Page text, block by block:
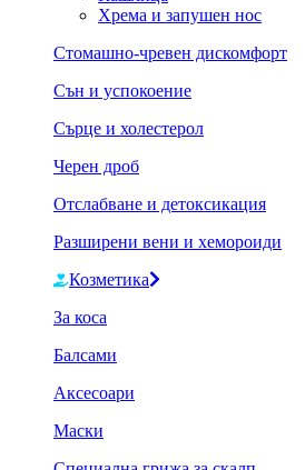
Хрема и запушен нос
Стомашно-чревен дискомфорт
Сън и успокоение
Сърце и холестерол
Черен дроб
Отслабване и детоксикация
Разширени вени и хемороиди
Козметика
За коса
Балсами
Аксесоари
Маски